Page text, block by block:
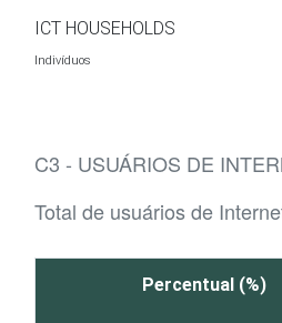
ICT HOUSEHOLDS
Indivíduos
C3 - USUÁRIOS DE
Total de usuários de
Percentual (%)